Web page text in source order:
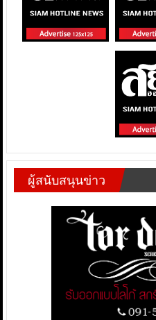
ผู้สนับสนุนข่าว